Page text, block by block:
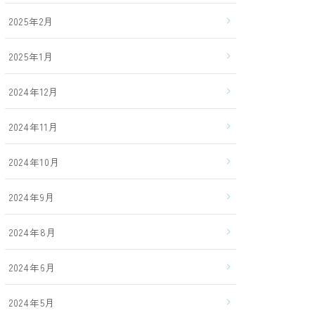
2025年2月
2025年1月
2024年12月
2024年11月
2024年10月
2024年9月
2024年8月
2024年6月
2024年5月